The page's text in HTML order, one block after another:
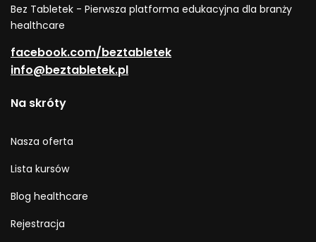
Bez Tabletek - Pierwsza platforma edukacyjna dla branży
healthcare
facebook.com/beztabletek
info@beztabletek.pl
Na skróty
Nasza oferta
Lista kursów
Blog healthcare
Rejestracja